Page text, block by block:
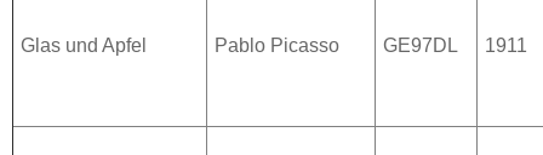
Glas und Apfel Pablo Picasso GE97DL 1911